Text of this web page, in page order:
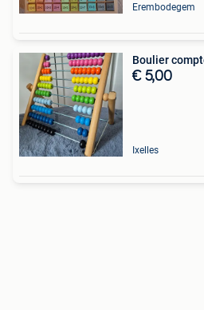
Erembodegem
Boulier
€ 5,00
Ixelles